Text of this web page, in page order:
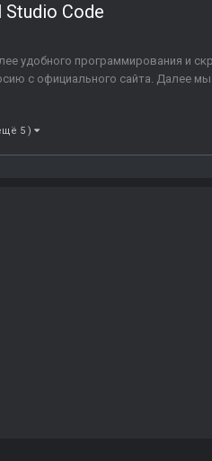
Studio Code
удобного программирования и
с официального сайта. Далее мы
5 )